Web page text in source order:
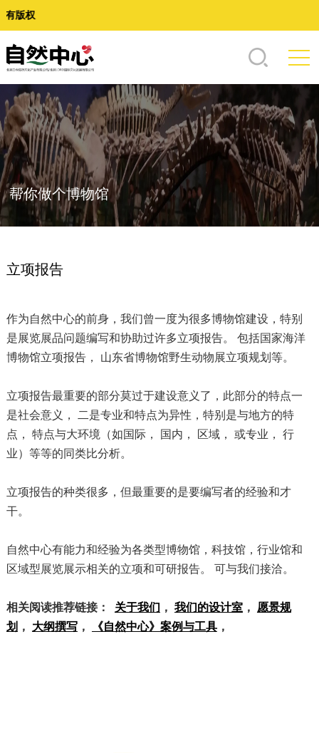
权
帮你做个博物馆
立项报告
作为自然中心的前身，我们曾一度为很多博物馆建设，特别
是展览展品问题编写和协助过许多立项报告。 包括国家海洋
博物馆立项报告， 山东省博物馆野生动物展立项规划等。
立项报告最重要的部分莫过于建设意义了，此部分的特点一
是社会意义， 二是专业和特点为异性，特别是与地方的特
点， 特点与大环境（如国际， 国内， 区域， 或专业， 行
业）等等的同类比分析。
立项报告的种类很多，但最重要的是要编写者的经验和才
干。
自然中心有能力和经验为各类型博物馆，科技馆，行业馆和
区域型展览展示相关的立项和可研报告。 可与我们接洽。
相关阅读推荐链接： 关于我们 ， 我们的设计室， 愿景规
划 ， 大纲撰写， 《自然中心》案例与工具，